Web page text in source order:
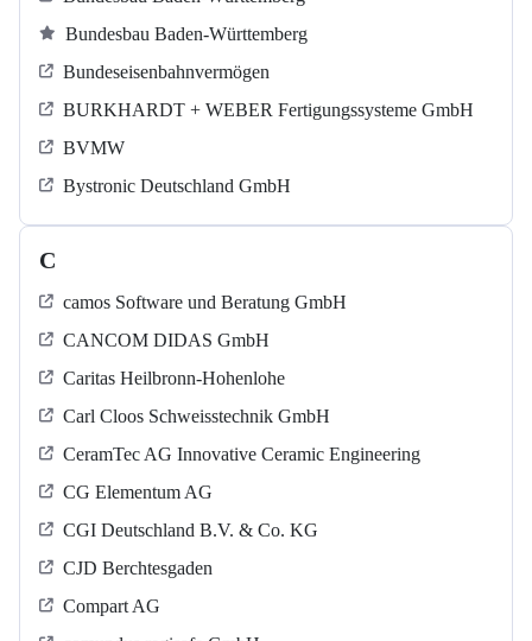
Bundesbau Baden-Württemberg
Bundeseisenbahnvermögen
BURKHARDT + WEBER Fertigungssysteme GmbH
BVMW
Bystronic Deutschland GmbH
C
camos Software und Beratung GmbH
CANCOM DIDAS GmbH
Caritas Heilbronn-Hohenlohe
Carl Cloos Schweisstechnik GmbH
CeramTec AG Innovative Ceramic Engineering
CG Elementum AG
CGI Deutschland B.V. & Co. KG
CJD Berchtesgaden
Compart AG